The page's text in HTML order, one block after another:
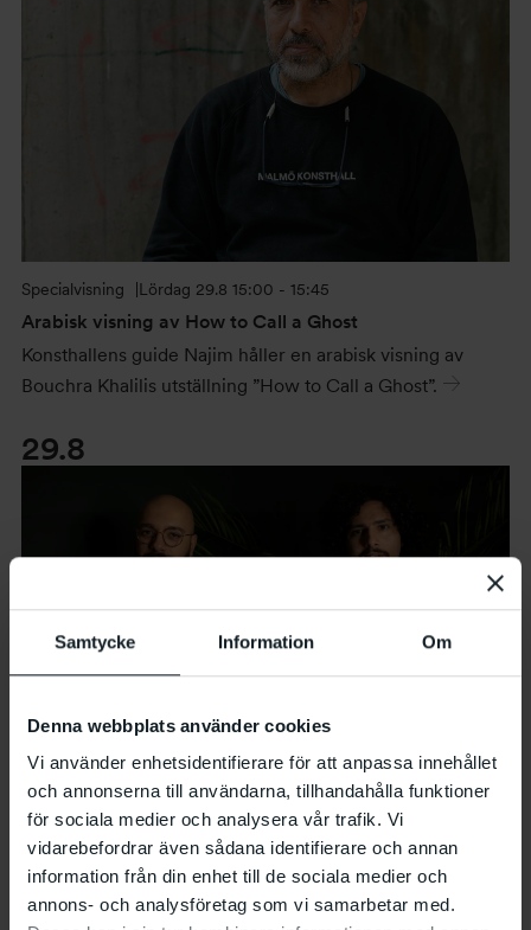
Samtycke Information Om
Denna webbplats använder cookies
Vi använder enhetsidentifierare för att anpassa innehållet
och annonserna till användarna, tillhandahålla funktioner
för sociala medier och analysera vår trafik. Vi
vidarebefordrar även sådana identifierare och annan
information från din enhet till de sociala medier och
annons- och analysföretag som vi samarbetar med.
Lördag 29.8 15:00 - 15:45
Specialvisning
Arabisk visning av How to Call a Ghost
Konsthallens guide Najim håller en arabisk visning av
Bouchra Khalilis utställning ”How to Call a Ghost”.
29.8
Lördag 29.8 16:00 - 16:45
Musik
Konsert: Cassette Project
Välkommen att lyssna på den Malmöbaserade trion
Cassette Project under Halaqa-dagen!